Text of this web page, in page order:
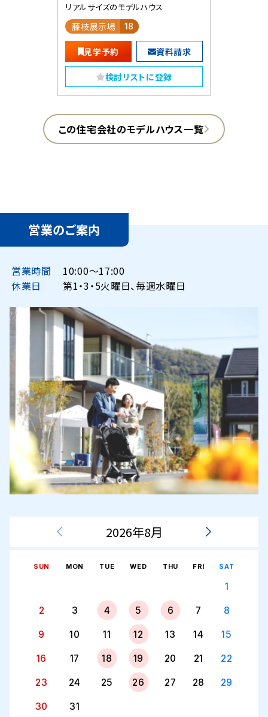
リアルサイズのモデルハウス
藤枝展示場 18
見学予約 資料請求
検討リストに登録
この住宅会社のモデルハウス一覧
営業のご案内
営業時間
10:00〜17:00
休業日
第1・3・5火曜日、毎週水曜日
2026年8月
SUN MON TUE WED THU FRI SAT
1
2 3 4 5 6 7 8
9 10 11 12 13 14 15
16 17 18 19 20 21 22
23 24 25 26 27 28 29
30 31